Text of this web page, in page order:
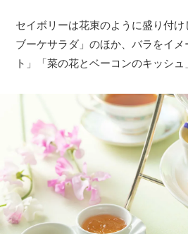
セイボリーは花束のように盛り付け
ブーケサラダ」のほか、バラをイ
ト」「菜の花とベーコンのキッシュ